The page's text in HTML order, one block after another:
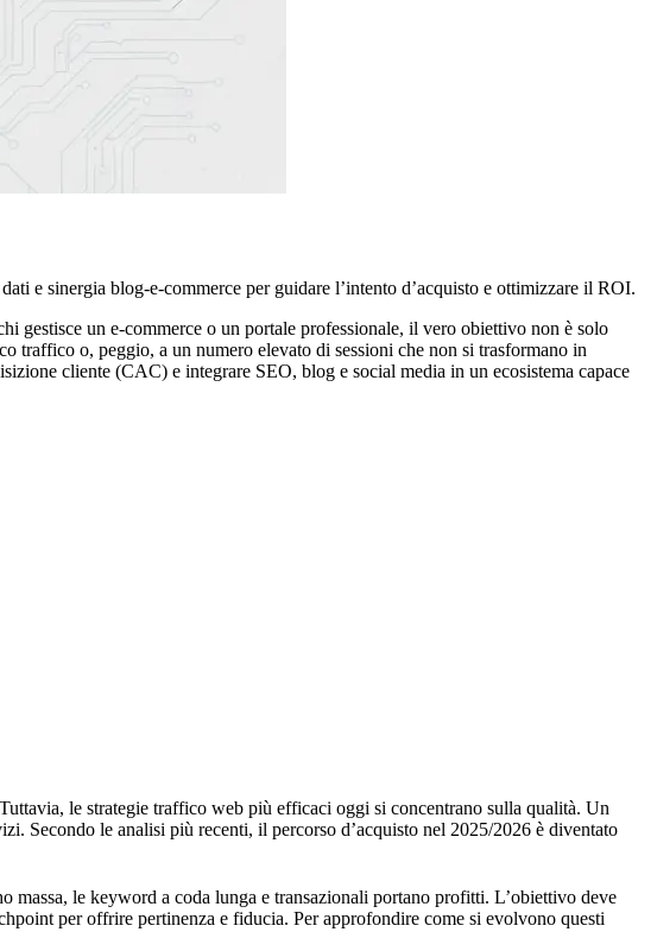
e sinergia blog-e-commerce per guidare l’intento d’acquisto e ottimizzare il ROI.
gestisce un e-commerce o un portale professionale, il vero obiettivo non è solo
traffico o, peggio, a un numero elevato di sessioni che non si trasformano in
cliente (CAC) e integrare SEO, blog e social media in un ecosistema capace
le strategie traffico web più efficaci oggi si concentrano sulla qualità. Un
Secondo le analisi più recenti, il percorso d’acquisto nel 2025/2026 è diventato
massa, le keyword a coda lunga e transazionali portano profitti. L’obiettivo deve
per offrire pertinenza e fiducia. Per approfondire come si evolvono questi